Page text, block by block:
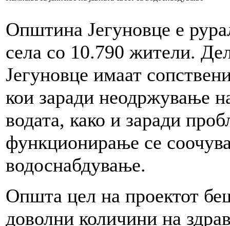
Општина Јегуновце е
села со 10.790 жители.
Јегуновце имаат
кои заради неодржување
водата, како и заради
функционирање се
водоснабдување.
Општа цел на проектот
доволни количини на